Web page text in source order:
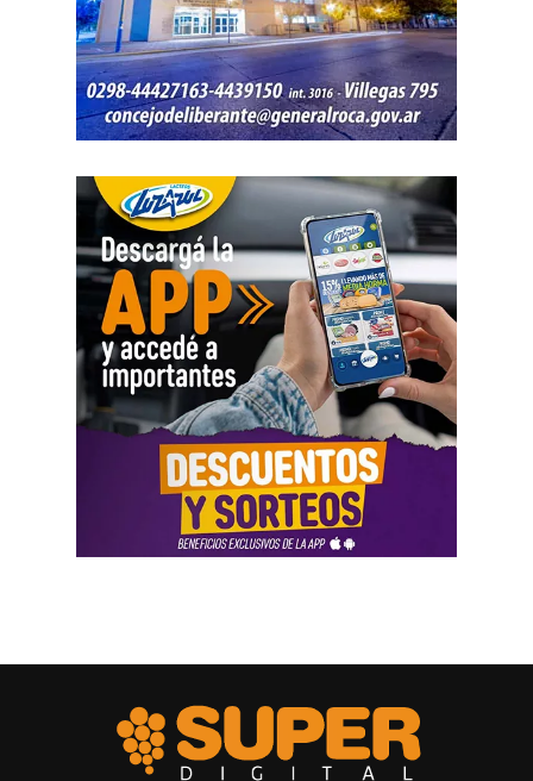
aclaró que esos datos no reflejaban necesariamente la
totalidad de los recursos, ya que existían otras
participaciones comerciales acreditadas en la causa.
El informe bancario añadió otro elemento. La cuenta
saldos durante varios meses. La sentencia tomó esos
movimientos como parte del análisis patrimonial, aunque
no los consideró suficientes para establecer por sí solos
una cifra definitiva.
Las declaraciones testimoniales completaron el cuadro.
Varias personas hablaron sobre locales gastronómicos,
viajes al exterior, vehículos y nivel de vida. Otro
testimonio mencionó la relación del progenitor con una
empresa que ocupaba un inmueble comercial.
Aun con ese conjunto de pruebas, la jueza señaló que
faltó documentación contable específica. También
sostuvo que el progenitor estaba en mejores condiciones
posibilidades técnicas o materiales para hacerlo.
La jueza fijó una cuota alimentaria equivalente a ocho